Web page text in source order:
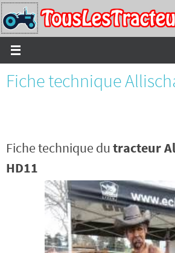
Passer
vers
le
contenu
Fiche technique
Fiche technique dutracteur
HD11